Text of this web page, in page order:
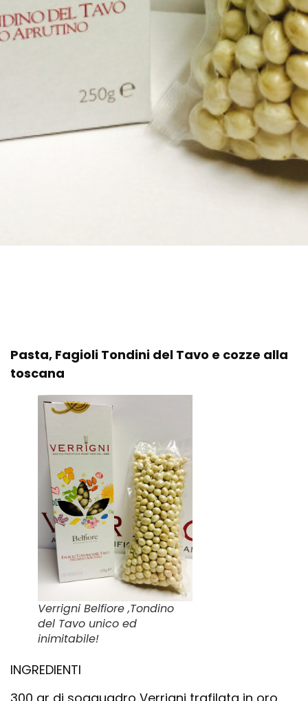
Pasta, Fagioli Tondini del Tavo e cozze alla
toscana
Verrigni Belfiore ,Tondino
del Tavo unico ed
inimitabile!
INGREDIENTI